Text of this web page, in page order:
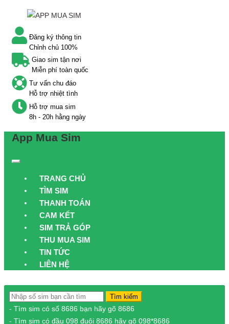
Đăng ký thông tin
Chỉnh chủ 100%
Giao sim tận nơi
Miễn phí toàn quốc
Tư vấn chu đáo
Hỗ trợ nhiệt tình
Hỗ trợ mua sim
8h - 20h hằng ngày
App Mua Sim
TRANG CHỦ
TÌM SIM
THANH TOÁN
CAM KẾT
SIM TRẢ GÓP
THU MUA SIM
TIN TỨC
LIÊN HỆ
Tìm kiếm
- Tìm sim có số 8686 bạn hãy gõ 8686
- Tìm sim có đầu 098 đuôi 8686 hãy gõ 098*8686